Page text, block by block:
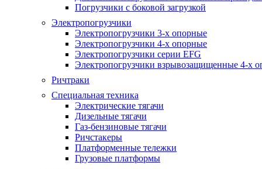
Погрузчики с боковой загрузкой
Электропогрузчики
Электропогрузчики 3-х опорные
Электропогрузчики 4-х опорные
Электропогрузчики серии EFG
Электропогрузчики взрывозащищенные 4-х
Ричтраки
Специальная техника
Электрические тягачи
Дизельные тягачи
Газ-бензиновые тягачи
Ричстакеры
Платформенные тележки
Грузовые платформы